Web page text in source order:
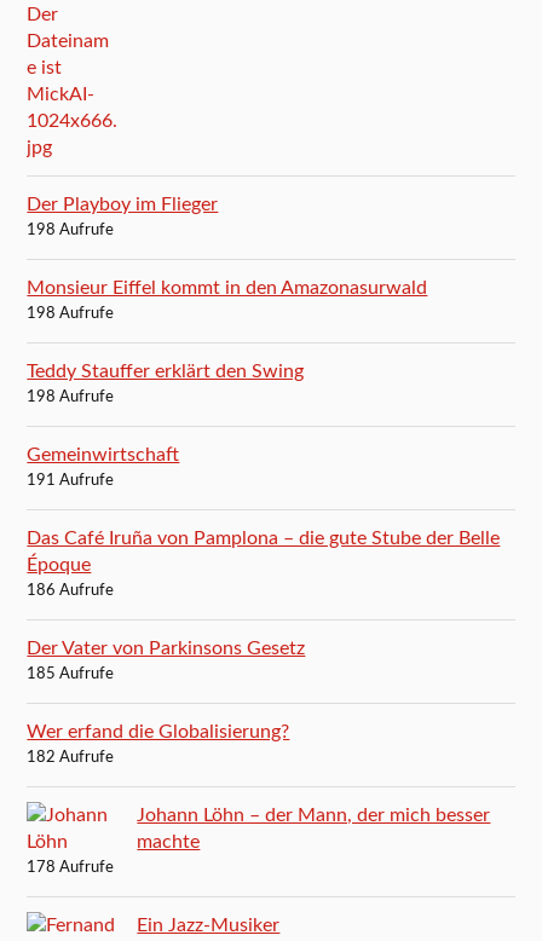
Der Playboy im Flieger
198 Aufrufe
Monsieur Eiffel kommt in den Amazonasurwald
198 Aufrufe
Teddy Stauffer erklärt den Swing
198 Aufrufe
Gemeinwirtschaft
191 Aufrufe
Das Café Iruña von Pamplona – die gute Stube der Belle
Époque
186 Aufrufe
Der Vater von Parkinsons Gesetz
185 Aufrufe
Wer erfand die Globalisierung?
182 Aufrufe
Johann Löhn – der Mann, der mich besser
machte
178 Aufrufe
Ein Jazz-Musiker